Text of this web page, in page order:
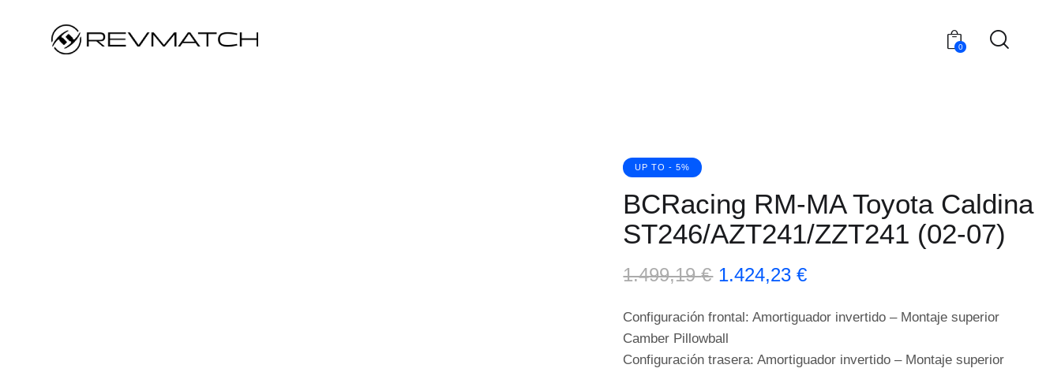
0
UP TO - 5%
BCRacing RM-MA Toyota Caldina
ST246/AZT241/ZZT241 (02-07)
1.499,19€ 1.424,23€
Configuración frontal: Amortiguador invertido – Montaje superior
Camber Pillowball
Configuración trasera: Amortiguador invertido – Montaje superior